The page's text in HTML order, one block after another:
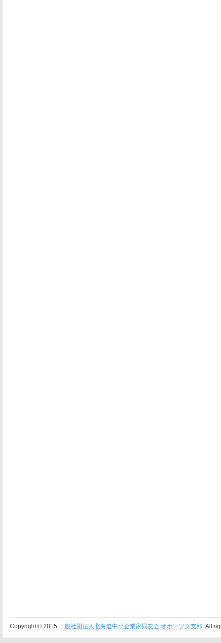
Copyright © 2015 一般社団法人北海道中小企業家同友会 オホーツク支部. All